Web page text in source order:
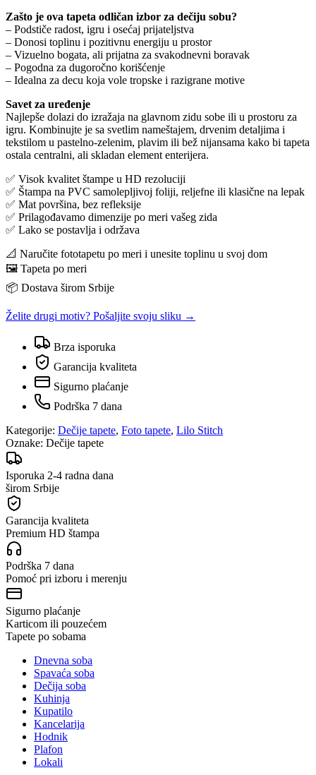
Zašto je ova tapeta odličan izbor za dečiju sobu?
– Podstiče radost, igru i osećaj prijateljstva
– Donosi toplinu i pozitivnu energiju u prostor
– Vizuelno bogata, ali prijatna za svakodnevni boravak
– Pogodna za dugoročno korišćenje
– Idealna za decu koja vole tropske i razigrane motive
Savet za uređenje
Najlepše dolazi do izražaja na glavnom zidu sobe ili u prostoru za
igru. Kombinujte je sa svetlim nameštajem, drvenim detaljima i
tekstilom u pastelno-zelenim, plavim ili bež nijansama kako bi tapeta
ostala centralni, ali skladan element enterijera.
✅ Visok kvalitet štampe u HD rezoluciji
✅ Štampa na PVC samolepljivoj foliji, reljefne ili klasične na lepak
✅ Mat površina, bez refleksije
✅ Prilagođavamo dimenzije po meri vašeg zida
✅ Lako se postavlja i održava
📐 Naručite fototapetu po meri i unesite toplinu u svoj dom
🖼️ Tapeta po meri
📦 Dostava širom Srbije
Želite drugi motiv? Pošaljite svoju sliku →
Brza isporuka
Garancija kvaliteta
Sigurno plaćanje
Podrška 7 dana
Kategorije: Dečije tapete, Foto tapete, Lilo Stitch
Oznake: Dečije tapete
Isporuka 2-4 radna dana
širom Srbije
Garancija kvaliteta
Premium HD štampa
Podrška 7 dana
Pomoć pri izboru i merenju
Sigurno plaćanje
Karticom ili pouzećem
Tapete po sobama
Dnevna soba
Spavaća soba
Dečija soba
Kuhinja
Kupatilo
Kancelarija
Hodnik
Plafon
Lokali